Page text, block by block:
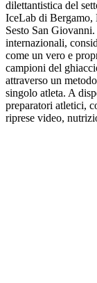
dilettantistica del
IceLab di Bergamo,
Sesto San
internazionali,
come un vero e
campioni del
attraverso un
singolo atleta. A
preparatori atletici,
riprese video,